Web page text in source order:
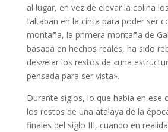
al lugar, en vez de elevar la colina
faltaban en la cinta para poder ser
montaña, la primera montaña de
basada en hechos reales, ha sido
desvelar los restos de «una
pensada para ser vista».
Durante siglos, lo que había en ese
los restos de una atalaya de la
finales del siglo III, cuando en